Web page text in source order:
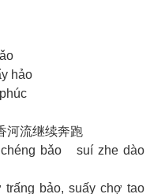
hảo
河流继续奔跑
bǎo suí zhe dào
bảo, suấy chợ tao